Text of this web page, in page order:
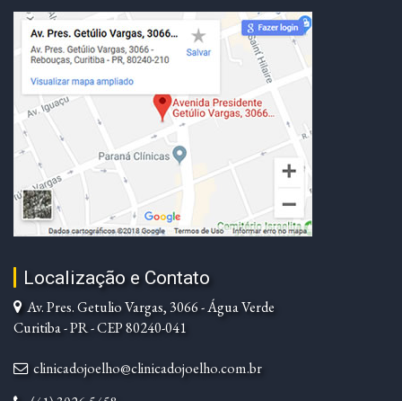
Localização e Contato
Av. Pres. Getulio Vargas, 3066 - Água Verde
Curitiba - PR - CEP 80240-041
clinicadojoelho@clinicadojoelho.com.br